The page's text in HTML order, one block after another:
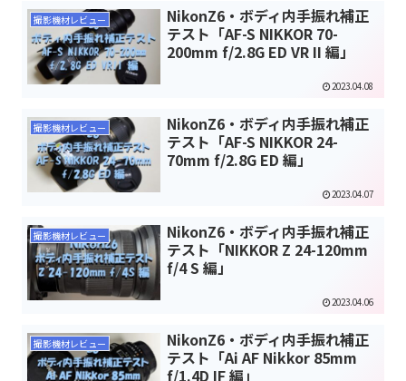
撮影機材レビュー
NikonZ6・ボディ内手振れ補正
テスト「AF-S NIKKOR 70-
200mm f/2.8G ED VR II 編」
2023.04.08
撮影機材レビュー
NikonZ6・ボディ内手振れ補正
テスト「AF-S NIKKOR 24-
70mm f/2.8G ED 編」
2023.04.07
撮影機材レビュー
NikonZ6・ボディ内手振れ補正
テスト「NIKKOR Z 24-120mm
f/4 S 編」
2023.04.06
撮影機材レビュー
NikonZ6・ボディ内手振れ補正
テスト「Ai AF Nikkor 85mm
f/1.4D IF 編」